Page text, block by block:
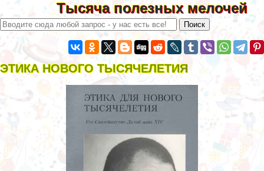
Тысяча полезных мелочей
ЭТИКА НОВОГО ТЫСЯЧЕЛЕТИЯ